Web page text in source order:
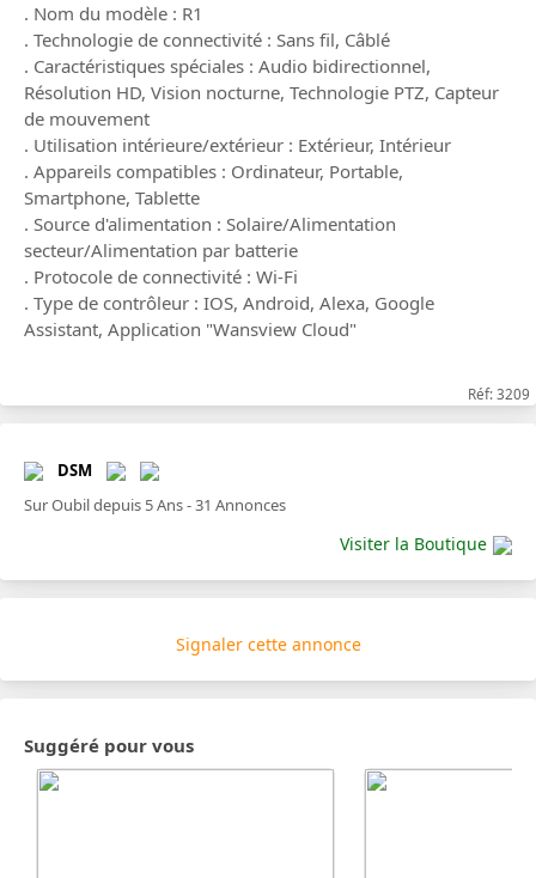
. Nom du modèle : R1
. Technologie de connectivité : Sans fil, Câblé
. Caractéristiques spéciales : Audio bidirectionnel,
Résolution HD, Vision nocturne, Technologie PTZ, Capteur
de mouvement
. Utilisation intérieure/extérieur : Extérieur, Intérieur
. Appareils compatibles : Ordinateur, Portable,
Smartphone, Tablette
. Source d'alimentation : Solaire/Alimentation
secteur/Alimentation par batterie
. Protocole de connectivité : Wi-Fi
. Type de contrôleur : IOS, Android, Alexa, Google
Assistant, Application "Wansview Cloud"
Réf: 3209
DSM
Sur Oubil depuis 5 Ans - 31 Annonces
Visiter la Boutique
Signaler cette annonce
Suggéré pour vous